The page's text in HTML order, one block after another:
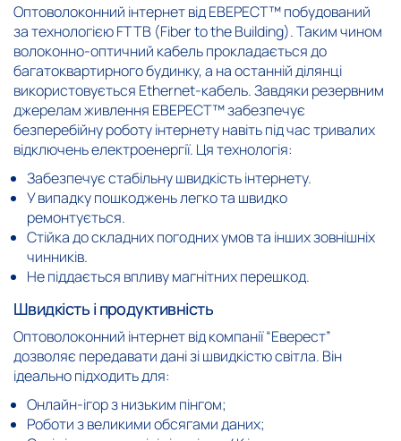
Оптоволоконний інтернет від ЕВЕРЕСТ™ побудований
за технологією FTTB (Fiber to the Building). Таким чином
волоконно-оптичний кабель прокладається до
багатоквартирного будинку, а на останній ділянці
використовується Ethernet-кабель. Завдяки резервним
джерелам живлення ЕВЕРЕСТ™ забезпечує
безперебійну роботу інтернету навіть під час тривалих
відключень електроенергії. Ця технологія:
Забезпечує стабільну швидкість інтернету.
У випадку пошкоджень легко та швидко
ремонтується.
Стійка до складних погодних умов та інших зовнішніх
чинників.
Не піддається впливу магнітних перешкод.
Швидкість і продуктивність
Оптоволоконний інтернет від компанії “Еверест”
дозволяє передавати дані зі швидкістю світла. Він
ідеально підходить для:
Онлайн-ігор з низьким пінгом;
Роботи з великими обсягами даних;